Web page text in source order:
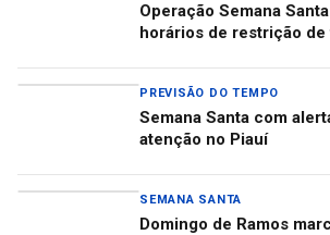
Operação Semana
horários de restrição
PREVISÃO DO TEMPO
Semana Santa com
atenção no Piauí
SEMANA SANTA
Domingo de Ramos